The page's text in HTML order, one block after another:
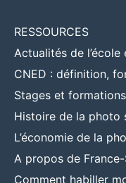
RESSOURCES
Actualités de l’école
CNED : définition,
Stages et
Histoire de la photo
L’économie de la
A propos de
Comment habiller